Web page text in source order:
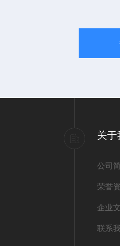
关于
公司
荣誉
企业
联系